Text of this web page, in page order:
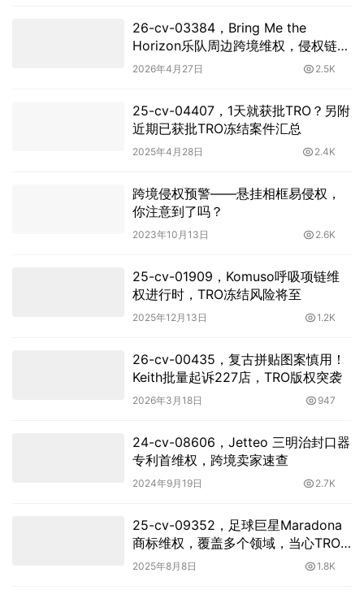
26-cv-03384，Bring Me the
Horizon乐队周边跨境维权，侵权链接
需即刻下架！
2026年4月27日 2.5K
25-cv-04407，1天就获批TRO？另附
近期已获批TRO冻结案件汇总
2025年4月28日 2.4K
跨境侵权预警——悬挂相框易侵权，
你注意到了吗？
2023年10月13日 2.6K
25-cv-01909，Komuso呼吸项链维
权进行时，TRO冻结风险将至
2025年12月13日 1.2K
26-cv-00435，复古拼贴图案慎用！
Keith批量起诉227店，TRO版权突袭
2026年3月18日 947
24-cv-08606，Jetteo 三明治封口器
专利首维权，跨境卖家速查
2024年9月19日 2.7K
25-cv-09352，足球巨星Maradona
商标维权，覆盖多个领域，当心TRO
冻结！
2025年8月8日 1.8K